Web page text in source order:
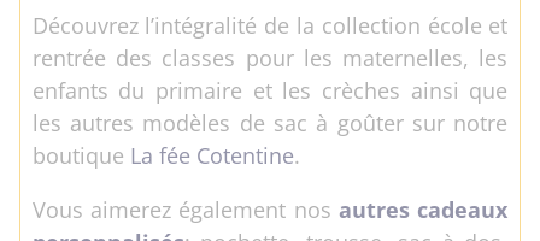
Découvrez l’intégralité de la collection école et
rentrée des classes pour les maternelles, les
enfants du primaire et les crèches ainsi que
les autres modèles de sac à goûter sur notre
boutique La fée Cotentine.
Vous aimerez également nos autres cadeaux